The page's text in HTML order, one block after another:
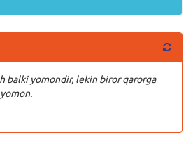
balki yomondir, lekin biror qarorga